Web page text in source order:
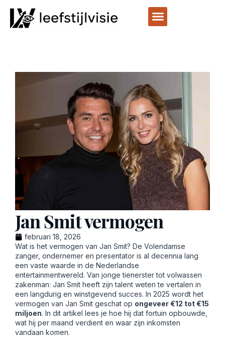
Jan Smit vermogen
februari 18, 2026
Wat is het vermogen van Jan Smit? De Volendamse
zanger, ondernemer en presentator is al decennia lang
een vaste waarde in de Nederlandse
entertainmentwereld. Van jonge tienerster tot volwassen
zakenman: Jan Smit heeft zijn talent weten te vertalen in
een langdurig en winstgevend succes. In 2025 wordt het
vermogen van Jan Smit geschat op ongeveer €12 tot €15
miljoen. In dit artikel lees je hoe hij dat fortuin opbouwde,
wat hij per maand verdient en waar zijn inkomsten
vandaan komen.